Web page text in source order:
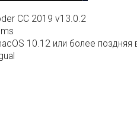
CC 2019 v13.0.2
10.12 или более поздняя